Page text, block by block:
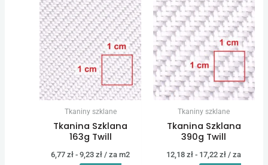
Tkaniny szklane
Tkanina Szklana
163g Twill
6,77zł -9,23zł / za m2
Tkaniny szklane
Tkanina Szklana
390g Twill
12,18zł - 17,22zł / za